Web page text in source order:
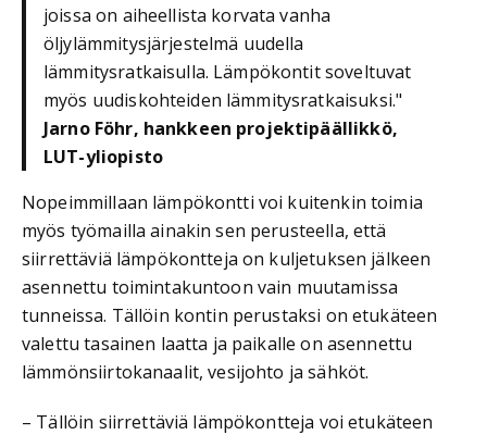
joissa on aiheellista korvata vanha
öljylämmitysjärjestelmä uudella
lämmitysratkaisulla. Lämpökontit soveltuvat
myös uudiskohteiden lämmitysratkaisuksi."
Jarno Föhr, hankkeen projektipäällikkö,
LUT-yliopisto
Nopeimmillaan lämpökontti voi kuitenkin toimia
myös työmailla ainakin sen perusteella, että
siirrettäviä lämpökontteja on kuljetuksen jälkeen
asennettu toimintakuntoon vain muutamissa
tunneissa. Tällöin kontin perustaksi on etukäteen
valettu tasainen laatta ja paikalle on asennettu
lämmönsiirtokanaalit, vesijohto ja sähköt.
– Tällöin siirrettäviä lämpökontteja voi etukäteen